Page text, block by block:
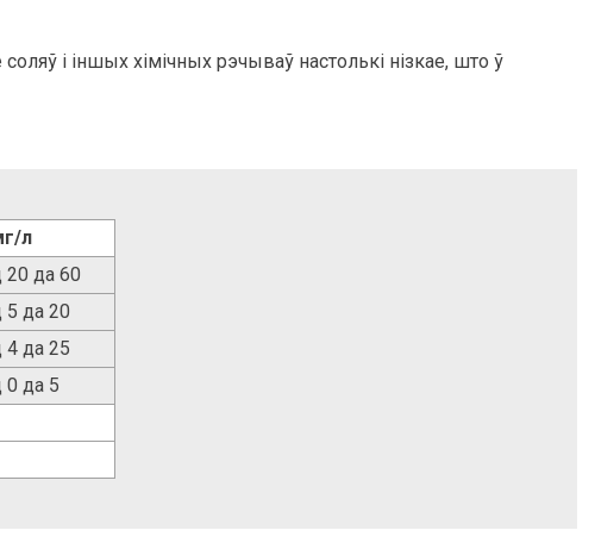
і іншых хімічных рэчываў настолькі нізкае, што ў
л
20 да 60
5 да 20
4 да 25
0 да 5